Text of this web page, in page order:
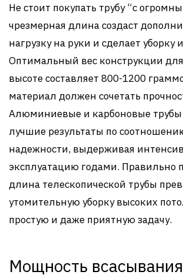
Не стоит покупать трубу “с
чрезмерная длина создаст
нагрузку на руки и сделает уборку
Оптимальный вес конструкции
высоте составляет 800-1200
материал должен сочетать
Алюминиевые и карбоновые
лучшие результаты по
надежности, выдерживая
эксплуатацию годами. Правильно
длина телескопической трубы
утомительную уборку высоких
простую и даже приятную задачу.
Мощность